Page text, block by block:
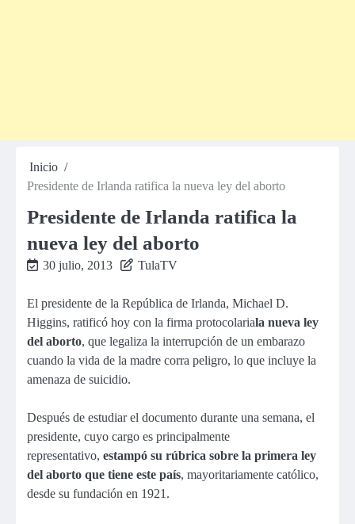
Inicio
Presidente de Irlanda ratifica la nueva ley del aborto
Presidente de Irlanda ratifica la
nueva ley del aborto
30 julio, 2013 TulaTV
El presidente de la República de Irlanda, Michael D.
Higgins, ratificó hoy con la firma protocolariala nueva ley
del aborto, que legaliza la interrupción de un embarazo
cuando la vida de la madre corra peligro, lo que incluye la
amenaza de suicidio.
Después de estudiar el documento durante una semana, el
presidente, cuyo cargo es principalmente
representativo, estampó su rúbrica sobre la primera ley
del aborto que tiene este país, mayoritariamente católico,
desde su fundación en 1921.